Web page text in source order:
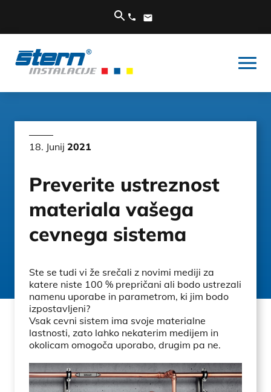
18. Junij 2021
Preverite ustreznost
materiala vašega
cevnega sistema
Ste se tudi vi že srečali z novimi mediji za
katere niste 100 % prepričani ali bodo ustrezali
namenu uporabe in parametrom, ki jim bodo
izpostavljeni?
Vsak cevni sistem ima svoje materialne
lastnosti, zato lahko nekaterim medijem in
okolicam omogoča uporabo, drugim pa ne.